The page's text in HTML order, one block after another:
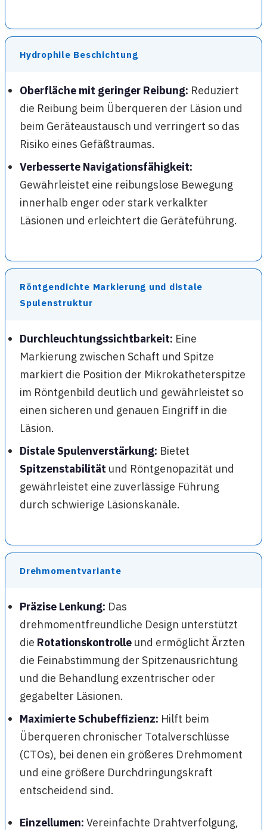
Hydrophile Beschichtung
Oberfläche mit geringer Reibung: Reduziert
die Reibung beim Überqueren der Läsion und
beim Geräteaustausch und verringert so das
Risiko eines Gefäßtraumas.
Verbesserte Navigationsfähigkeit:
Gewährleistet eine reibungslose Bewegung
innerhalb enger oder stark verkalkter
Läsionen und erleichtert die Geräteführung.
Röntgendichte Markierung und distale
Spulenstruktur
Durchleuchtungssichtbarkeit: Eine
Markierung zwischen Schaft und Spitze
markiert die Position der Mikrokatheterspitze
im Röntgenbild deutlich und gewährleistet so
einen sicheren und genauen Eingriff in die
Läsion.
Distale Spulenverstärkung: Bietet
Spitzenstabilität und Röntgenopazität und
gewährleistet eine zuverlässige Führung
durch schwierige Läsionskanäle.
Drehmomentvariante
Präzise Lenkung: Das
drehmomentfreundliche Design unterstützt
die Rotationskontrolle und ermöglicht Ärzten
die Feinabstimmung der Spitzenausrichtung
und die Behandlung exzentrischer oder
gegabelter Läsionen.
Maximierte Schubeffizienz: Hilft beim
Überqueren chronischer Totalverschlüsse
(CTOs), bei denen ein größeres Drehmoment
und eine größere Durchdringungskraft
entscheidend sind.
Einzellumen: Vereinfachte Drahtverfolgung,